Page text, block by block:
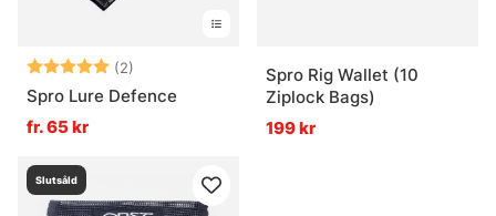
Betyg: (2)
5.0 utav 5 stjärnor
Spro Lure Defence
fr. 65 kr
Spro Rig Wallet (10
Ziplock Bags)
199 kr
Slutsåld